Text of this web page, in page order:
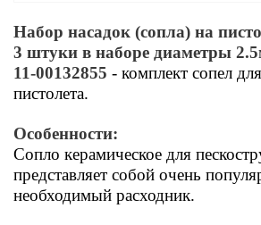
Набор насадок (сопла) на
3 штуки в наборе диаметры
11-00132855 - комплект сопел
пистолета.
Особенности:
Сопло керамическое для
представляет собой очень
необходимый расходник.